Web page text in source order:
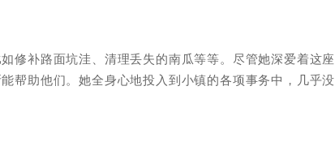
修补路面坑洼、清理丢失的南瓜等等。尽管她深爱着这座
帮助他们。她全身心地投入到小镇的各项事务中，几乎没